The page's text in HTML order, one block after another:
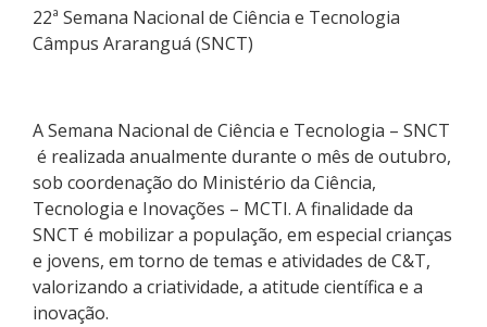
22ª Semana Nacional de Ciência e Tecnologia
Câmpus Araranguá (SNCT)
A Semana Nacional de Ciência e Tecnologia – SNCT
é realizada anualmente durante o mês de outubro,
sob coordenação do Ministério da Ciência,
Tecnologia e Inovações – MCTI. A finalidade da
SNCT é mobilizar a população, em especial crianças
e jovens, em torno de temas e atividades de C&T,
valorizando a criatividade, a atitude científica e a
inovação.